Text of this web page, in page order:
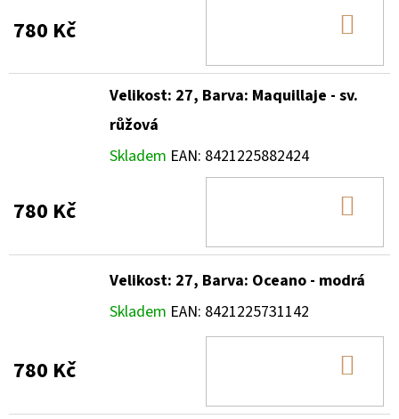
780 Kč
Velikost: 27, Barva: Maquillaje - sv.
růžová
Skladem EAN: 8421225882424
780 Kč
Velikost: 27, Barva: Oceano - modrá
Skladem EAN: 8421225731142
780 Kč